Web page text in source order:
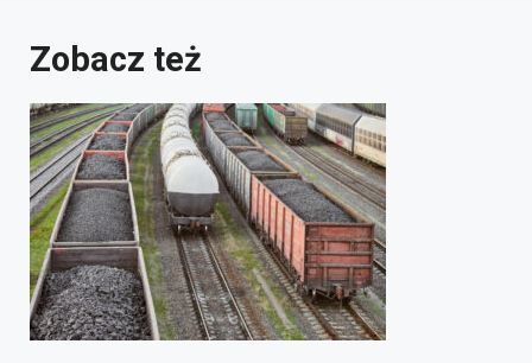
Zobacz też